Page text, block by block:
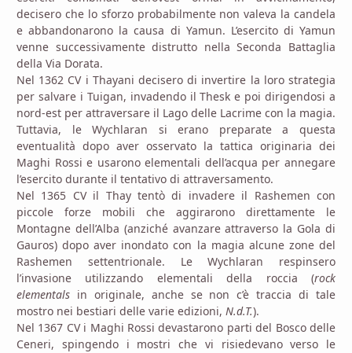
decisero che lo sforzo probabilmente non valeva la candela
e abbandonarono la causa di Yamun. L’esercito di Yamun
venne successivamente distrutto nella Seconda Battaglia
della Via Dorata.
Nel 1362 CV i Thayani decisero di invertire la loro strategia
per salvare i Tuigan, invadendo il Thesk e poi dirigendosi a
nord-est per attraversare il Lago delle Lacrime con la magia.
Tuttavia, le Wychlaran si erano preparate a questa
eventualità dopo aver osservato la tattica originaria dei
Maghi Rossi e usarono elementali dell’acqua per annegare
l’esercito durante il tentativo di attraversamento.
Nel 1365 CV il Thay tentò di invadere il Rashemen con
piccole forze mobili che aggirarono direttamente le
Montagne dell’Alba (anziché avanzare attraverso la Gola di
Gauros) dopo aver inondato con la magia alcune zone del
Rashemen settentrionale. Le Wychlaran respinsero
l’invasione utilizzando elementali della roccia (rock
elementals in originale, anche se non c’è traccia di tale
mostro nei bestiari delle varie edizioni, N.d.T.).
Nel 1367 CV i Maghi Rossi devastarono parti del Bosco delle
Ceneri, spingendo i mostri che vi risiedevano verso le